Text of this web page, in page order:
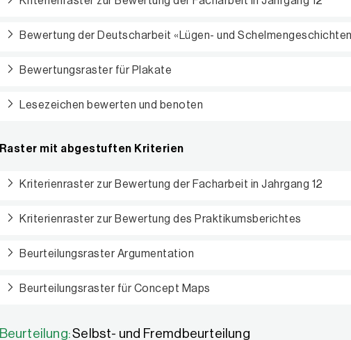
Bewertung der Deutscharbeit «Lügen- und
Bewertungsraster für Plakate
Lesezeichen bewerten und benoten
Raster mit abgestuften Kriterien
Kriterienraster zur Bewertung der Facharbeit in Jahrgang 12
Kriterienraster zur Bewertung des Praktikumsberichtes
Beurteilungsraster Argumentation
Beurteilungsraster für Concept Maps
Beurteilung:Selbst- und Fremdbeurteilung